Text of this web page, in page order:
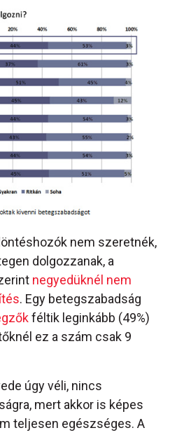
nem szeretnék,
dolgozzanak, a
negyedüknél nem
. Egy betegszabadság
féltik leginkább (49%)
ez a szám csak 9
úgy véli, nincs
mert akkor is képes
teljesen egészséges. A